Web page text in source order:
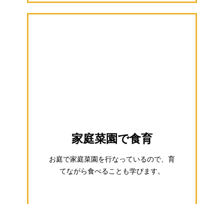
家庭菜園で食育
お庭で家庭菜園を行なっているので、育
てながら食べることも学びます。